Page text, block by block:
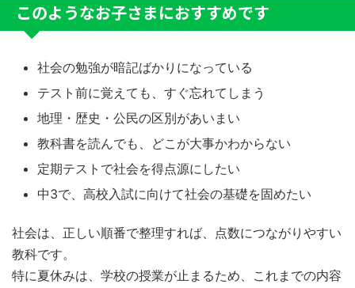
このようなお子さまにおすすめです
社会の勉強が暗記ばかりになっている
テスト前に覚えても、すぐ忘れてしまう
地理・歴史・公民の区別があいまい
教科書を読んでも、どこが大事かわからない
定期テストで社会を得点源にしたい
中3で、高校入試に向けて社会の基礎を固めたい
社会は、正しい順番で整理すれば、点数につながりやすい
教科です。
特に夏休みは、学校の授業が止まるため、これまでの内容